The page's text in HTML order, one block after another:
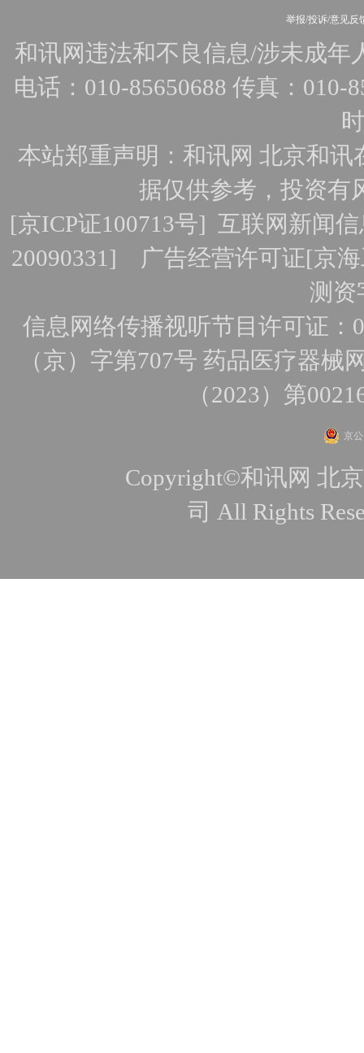
举报/投诉/意见反
和讯网违法和不良信息/涉未成年
电话：010-85650688 传真：010-
本站郑重声明：和讯网 北京和
据仅供参考，投资有
[京ICP证100713号]互联网新闻
20090331] 广告经营许可证[京
测资
信息网络传播视听节目许可证：
（京）字第707号 药品医疗器械
（2023）第
京
Copyright©和讯网 北
司 All Rights